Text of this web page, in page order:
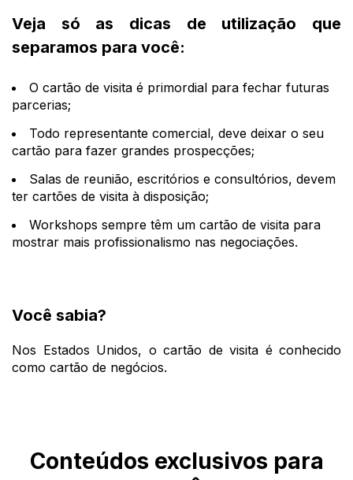
Veja só as dicas de utilização que
separamos para você:
O cartão de visita é primordial para fechar futuras
parcerias;
Todo representante comercial, deve deixar o seu
cartão para fazer grandes prospecções;
Salas de reunião, escritórios e consultórios, devem
ter cartões de visita à disposição;
Workshops sempre têm um cartão de visita para
mostrar mais profissionalismo nas negociações.
Você sabia?
Nos Estados Unidos, o cartão de visita é conhecido
como cartão de negócios.
Conteúdos exclusivos para